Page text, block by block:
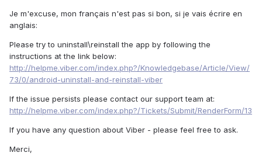
Je m'excuse, mon français n'est pas si bon, si je vais écrire en
anglais:
Please try to uninstall\reinstall the app by following the
instructions at the link below:
http://helpme.viber.com/index.php?/Knowledgebase/Article/View/
73/0/android-uninstall-and-reinstall-viber
If the issue persists please contact our support team at:
http://helpme.viber.com/index.php?/Tickets/Submit/RenderForm/13
If you have any question about Viber - please feel free to ask.
Merci,